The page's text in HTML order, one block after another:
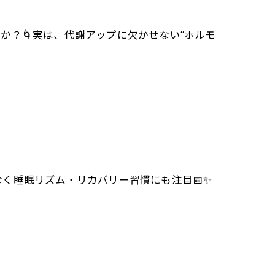
？🌀実は、代謝アップに欠かせない“ホルモ
睡眠リズム・リカバリー習慣にも注目📅✨